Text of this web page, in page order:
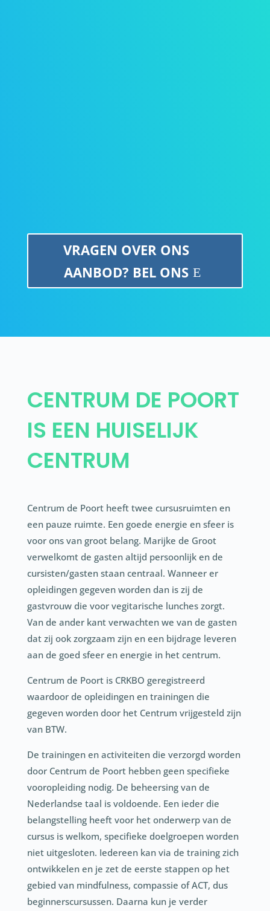
VRAGEN OVER ONS
AANBOD? BEL ONS
CENTRUM DE POORT
IS EEN HUISELIJK
CENTRUM
Centrum de Poort heeft twee cursusruimten en
een pauze ruimte. Een goede energie en sfeer is
voor ons van groot belang. Marijke de Groot
verwelkomt de gasten altijd persoonlijk en de
cursisten/gasten staan centraal. Wanneer er
opleidingen gegeven worden dan is zij de
gastvrouw die voor vegitarische lunches zorgt.
Van de ander kant verwachten we van de gasten
dat zij ook zorgzaam zijn en een bijdrage leveren
aan de goed sfeer en energie in het centrum.
Centrum de Poort is CRKBO geregistreerd
waardoor de opleidingen en trainingen die
gegeven worden door het Centrum vrijgesteld zijn
van BTW.
De trainingen en activiteiten die verzorgd worden
door Centrum de Poort hebben geen specifieke
vooropleiding nodig. De beheersing van de
Nederlandse taal is voldoende. Een ieder die
belangstelling heeft voor het onderwerp van de
cursus is welkom, specifieke doelgroepen worden
niet uitgesloten. Iedereen kan via de training zich
ontwikkelen en je zet de eerste stappen op het
gebied van mindfulness, compassie of ACT, dus
beginnerscursussen. Daarna kun je verder